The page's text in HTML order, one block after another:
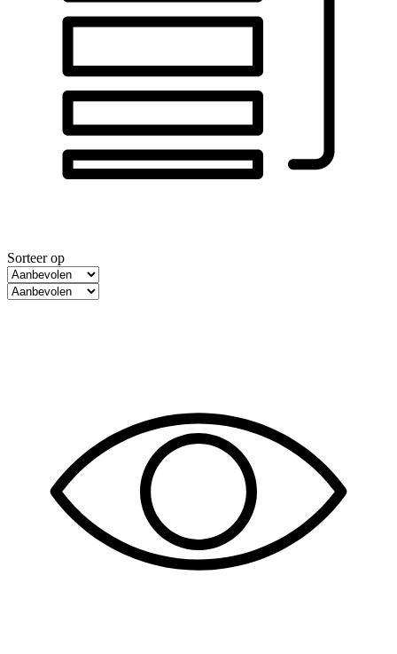
Sorteer op